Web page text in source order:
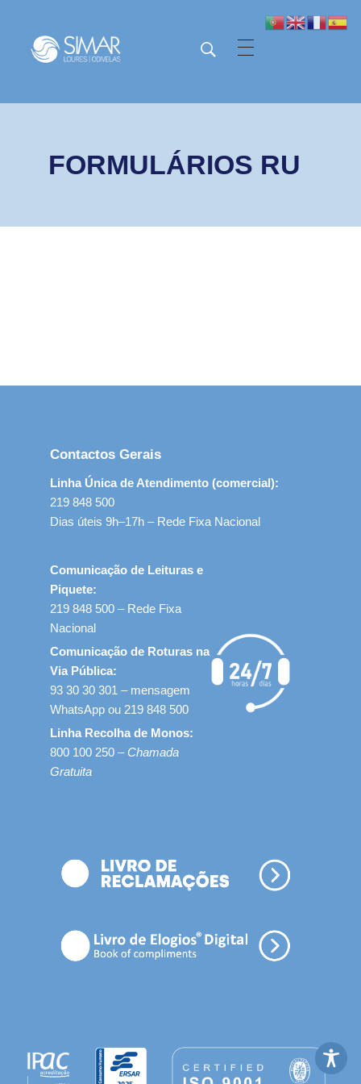
FORMULÁRIOS RU
Contactos Gerais
Linha Única de Atendimento (comercial):
219 848 500
Dias úteis 9h–17h – Rede Fixa Nacional
Comunicação de Leituras e
Piquete:
219 848 500 – Rede Fixa
Nacional
Comunicação de Roturas na
Via Pública:
93 30 30 301 – mensagem
WhatsApp ou 219 848 500
Linha Recolha de Monos:
800 100 250 – Chamada
Gratuita